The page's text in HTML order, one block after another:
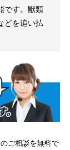
です。獣類
どを追い払
ご相談を無料で